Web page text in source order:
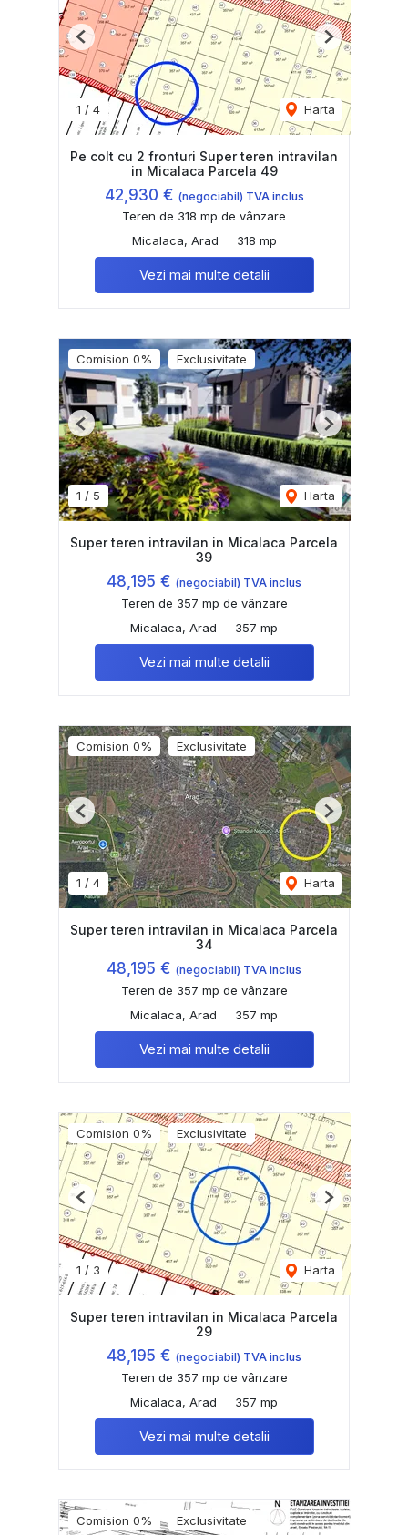
1 / 4 Harta
Previous Next
Pe colt cu 2 fronturi Super teren intravilan
in Micalaca Parcela 49
42,930 € (negociabil) TVA inclus
Teren de 318 mp de vânzare
Micalaca, Arad
318 mp
Vezi mai multe detalii
Comision 0% Exclusivitate
1 / 5 Harta
Previous Next
Super teren intravilan in Micalaca Parcela
39
48,195 € (negociabil) TVA inclus
Teren de 357 mp de vânzare
Micalaca, Arad
357 mp
Vezi mai multe detalii
Comision 0% Exclusivitate
1 / 4 Harta
Previous Next
Super teren intravilan in Micalaca Parcela
34
48,195 € (negociabil) TVA inclus
Teren de 357 mp de vânzare
Micalaca, Arad
357 mp
Vezi mai multe detalii
Comision 0% Exclusivitate
1 / 3 Harta
Previous Next
Super teren intravilan in Micalaca Parcela
29
48,195 € (negociabil) TVA inclus
Teren de 357 mp de vânzare
Micalaca, Arad
357 mp
Vezi mai multe detalii
Comision 0% Exclusivitate